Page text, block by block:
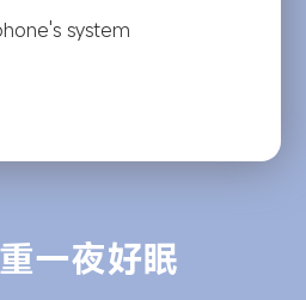
system
一夜好眠